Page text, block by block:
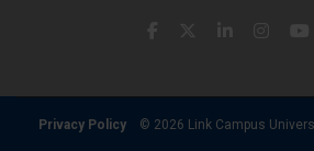
Privacy Policy © 2026 Link Campus